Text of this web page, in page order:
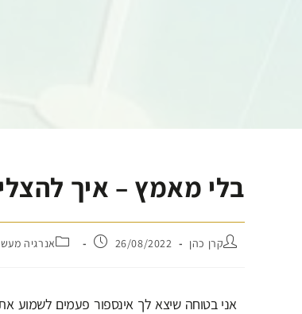
בלי מאמץ – איך
קרן כהן 26/08/2022 אנרגיה
אני בטוחה שיצא לך אינספור פעמים לשמוע